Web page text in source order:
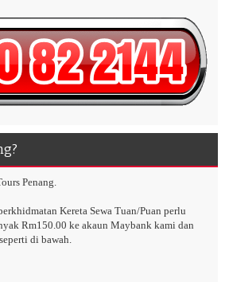
Penang.
Kereta Sewa Tuan/Puan perlu
Rm150.00 ke akaun Maybank kami dan
di bawah.